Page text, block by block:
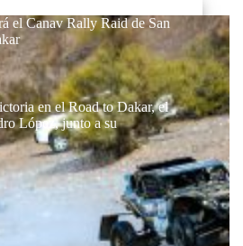
el Canav Rally Raid de San
en el Road to Dakar, el
López, junto a su